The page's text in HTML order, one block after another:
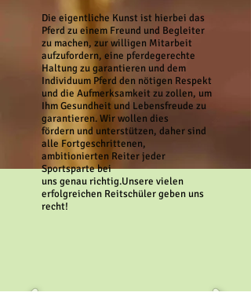
Die eigentliche Kunst ist hierbei das
Pferd zu einem Freund und Begleiter
zu machen, zur willigen Mitarbeit
aufzufordern, eine pferdegerechte
Haltung zu garantieren und dem
Individuum Pferd den nötigen Respekt
und die Aufmerksamkeit zu zollen, um
Ihm Gesundheit und Lebensfreude zu
garantieren. Wir wollen dies
fördern und unterstützen, daher sind
alle Fortgeschrittenen,
ambitionierten Reiter jeder
Sportsparte bei
unsgenau richtig.Unsere vielen
erfolgreichen Reitschüler geben uns
recht!